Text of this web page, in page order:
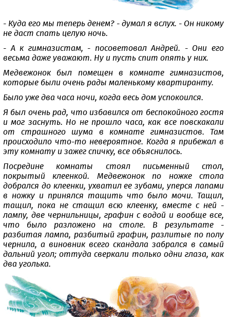
- Куда его мы теперь денем? - думал я вслух. - Он никому
не даст спать целую ночь.
- А к гимназистам, - посоветовал Андрей. - Они его
весьма даже уважают. Ну и пусть спит опять у них.
Медвежонок был помещен в комнате гимназистов,
которые были очень рады маленькому квартиранту.
Было уже два часа ночи, когда весь дом успокоился.
Я был очень рад, что избавился от беспокойного гостя
и мог заснуть. Но не прошло часа, как все повскакали
от страшного шума в комнате гимназистов. Там
происходило что-то невероятное. Когда я прибежал в
эту комнату и зажег спичку, все объяснилось.
Посредине комнаты стоял письменный стол,
покрытый клеенкой. Медвежонок по ножке стола
добрался до клеенки, ухватил ее зубами, уперся лапами
в ножку и принялся тащить что было мочи. Тащил,
тащил, пока не стащил всю клеенку, вместе с ней -
лампу, две чернильницы, графин с водой и вообще все,
что было разложено на столе. В результате -
разбитая лампа, разбитый графин, разлитые по полу
чернила, а виновник всего скандала забрался в самый
дальний угол; оттуда сверкали только одни глаза, как
два уголька.